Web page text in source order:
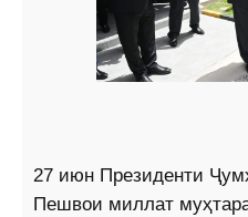
27 июн Президенти
Пешвои миллат